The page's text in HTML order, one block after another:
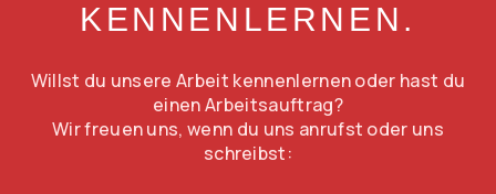
KENNENLERNEN.
Willst du unsere Arbeit kennenlernen oder hast du
einen Arbeitsauftrag?
Wir freuen uns, wenn du uns anrufst oder uns
schreibst: